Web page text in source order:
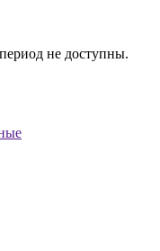
не доступны.